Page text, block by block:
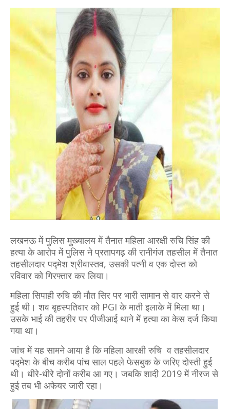
लखनऊ में पुलिस मुख्यालय में तैनात महिला आरक्षी रुचि सिंह की
हत्या के आरोप में पुलिस ने प्रतापगढ़ की रानीगंज तहसील में तैनात
तहसीलदार पद्मेश श्रीवास्तव, उसकी पत्नी व एक दोस्त को
रविवार को गिरफ्तार कर लिया।
महिला सिपाही रुचि की मौत सिर पर भारी सामान से वार करने से
हुई थी। शव बृहस्पतिवार को PGI के माती इलाके में मिला था।
उसके भाई की तहरीर पर पीजीआई थाने में हत्या का केस दर्ज किया
गया था।
जांच में यह सामने आया है कि महिला आरक्षी रुचि व तहसीलदार
पद्मेश के बीच करीब पांच साल पहले फेसबुक के जरिए दोस्ती हुई
थी। धीरे-धीरे दोनों करीब आ गए। जबकि शादी 2019 में नीरज से
हुई तब भी अफेयर जारी रहा।